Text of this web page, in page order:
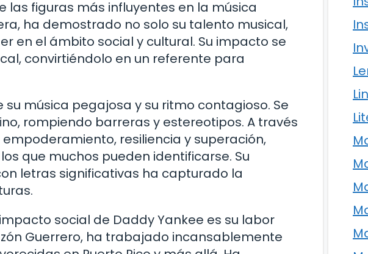
las figuras más influyentes en la música
ha demostrado no solo su talento musical,
en el ámbito social y cultural. Su impacto se
convirtiéndolo en un referente para
música pegajosa y su ritmo contagioso. Se
rompiendo barreras y estereotipos. A través
resiliencia y superación,
que muchos pueden identificarse. Su
letras significativas ha capturado la
social de Daddy Yankee es su labor
Guerrero, ha trabajado incansablemente